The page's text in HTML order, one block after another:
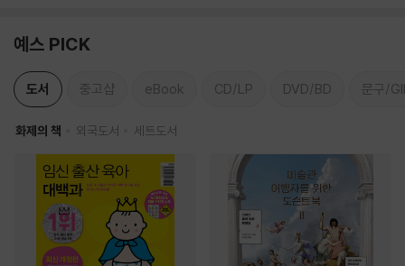
예스 PICK
도서 중고샵 eBook CD/LP DVD/BD 문구/
화제의 책 외국도서 세트도서